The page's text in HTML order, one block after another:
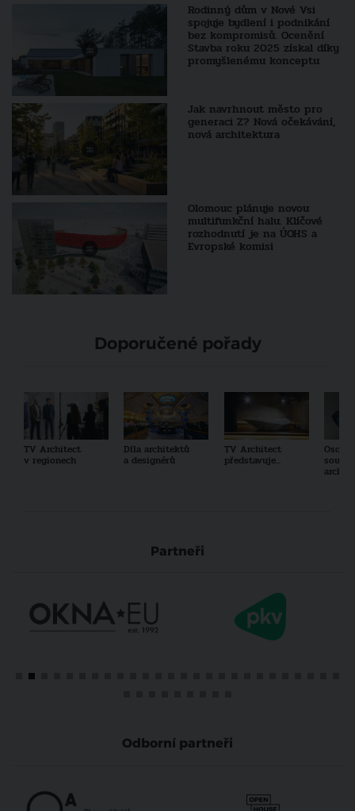
Rodinný dům v Nové Vsi
spojuje bydlení i podnikání
bez kompromisů. Ocenění
Stavba roku 2025 získal díky
promyšlenému konceptu
Jak navrhnout město pro
generaci Z? Nová očekávání,
nová architektura
Olomouc plánuje novou
multifunkční halu. Klíčové
rozhodnutí je na ÚOHS a
Evropské komisi
Doporučené pořady
TV Architect
v regionech
Díla architektů
a designérů
TV Architect
představuje...
Partneři
Odborní partneři